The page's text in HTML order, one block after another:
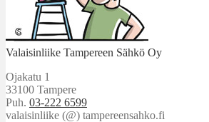
Valaisinliike Tampereen Sähkö Oy
Ojakatu 1
33100 Tampere
Puh. 03-222 6599
valaisinliike (@) tampereensahko.fi